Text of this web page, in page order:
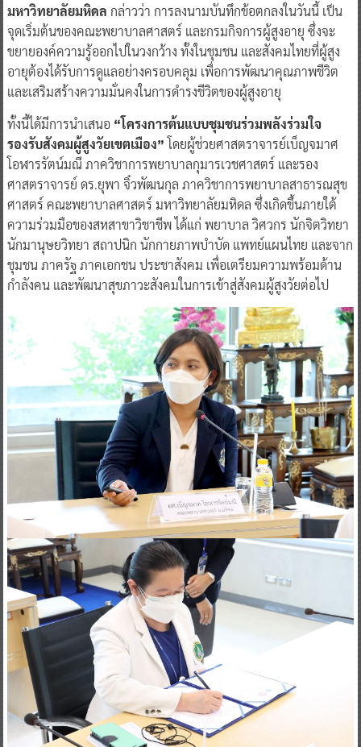
มหาวิทยาลัยมหิดล กล่าวว่า การลงนามบันทึกข้อตกลงในวันนี้ เป็น
จุดเริ่มต้นของคณะพยาบาลศาสตร์ และกรมกิจการผู้สูงอายุ ซึ่งจะ
ขยายองค์ความรู้ออกไปในวงกว้าง ทั้งในชุมชน และสังคมไทยที่ผู้สูง
อายุต้องได้รับการดูแลอย่างครอบคลุม เพื่อการพัฒนาคุณภาพชีวิต
และเสริมสร้างความมั่นคงในการดำรงชีวิตของผู้สูงอายุ
ทั้งนี้ได้มีการนำเสนอ “โครงการต้นแบบชุมชนร่วมพลังร่วมใจ
รองรับสังคมผู้สูงวัยเขตเมือง” โดยผู้ช่วยศาสตราจารย์เบ็ญจมาศ
โอฬารรัตน์มณี ภาควิชาการพยาบาลกุมารเวชศาสตร์ และรอง
ศาสตราจารย์ ดร.ยุพา จิ๋วพัฒนกุล ภาควิชาการพยาบาลสาธารณสุข
ศาสตร์ คณะพยาบาลศาสตร์ มหาวิทยาลัยมหิดล ซึ่งเกิดขึ้นภายใต้
ความร่วมมือของสหสาขาวิชาชีพ ได้แก่ พยาบาล วิศวกร นักจิตวิทยา
นักมานุษยวิทยา สถาปนิก นักกายภาพบำบัด แพทย์แผนไทย และจาก
ชุมชน ภาครัฐ ภาคเอกชน ประชาสังคม เพื่อเตรียมความพร้อมด้าน
กำลังคน และพัฒนาสุขภาวะสังคมในการเข้าสู่สังคมผู้สูงวัยต่อไป